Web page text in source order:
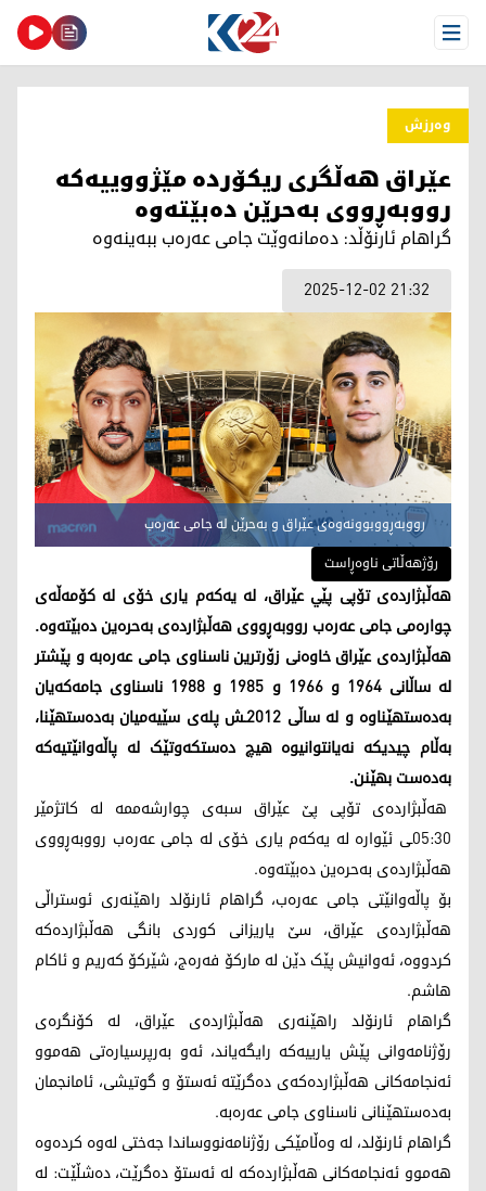
Open Menu
وەرزش
عێراق هەڵگری ریكۆردە مێژووییەكە
رووبەڕووی بەحرێن دەبێتەوە
گراهام ئارنۆڵد: دەمانەوێت جامی عەرەب ببەینەوە
2025-12-02 21:32
رووبەڕووبوونەوەی عێراق و بەحرێن لە جامی عەرەب
رۆژهەڵاتی ناوەڕاست
هەڵبژاردەی تۆپی پێي عێراق، لە یەکەم یاری خۆی لە کۆمەڵەی
چوارەمی جامی عەرەب رووبەڕووی هەڵبژاردەی بەحرەین دەبێتەوە.
هەڵبژاردەی عێراق خاوەنی زۆرترین ناسناوی جامی عەرەبە و پێشتر
لە ساڵانی 1964 و 1966 و 1985 و 1988 ناسناوی جامەکەیان
بەدەستهێناوە و لە ساڵی 2012ـش پلەی سێیەمیان بەدەستهێنا،
بەڵام چیدیکە نەیانتوانیوە هیچ دەستکەوتێک لە پاڵەوانێتیەکە
بەدەست بهێنن.
هەڵبژاردەی تۆپی پێ عێراق سبەی چوارشەممە لە كاتژمێر
05:30ـی ئێوارە لە یەکەم یاری خۆی لە جامی عەرەب رووبەڕووی
هەڵبژاردەی بەحرەین دەبێتەوە.
بۆ پاڵەوانێتی جامی عەرەب، گراهام ئارنۆلد راهێنەری ئوستراڵی
هەڵبژاردەی عێراق، سێ یاریزانی کوردی بانگی هەڵبژاردەکە
کردووە، ئەوانیش پێک دێن لە مارکۆ فەرەج، شێرکۆ کەریم و ئاکام
هاشم.
گراهام ئارنۆلد راهێنەری هەڵبژاردەی عێراق، لە کۆنگرەی
رۆژنامەوانی پێش یارییەکە رایگەیاند، ئەو بەرپرسیارەتی هەموو
ئەنجامەکانی هەڵبژاردەکەی دەگرێتە ئەستۆ و گوتیشی، ئامانجمان
بەدەستهێنانی ناسناوی جامی عەرەبە.
گراهام ئارنۆلد، لە وەڵامێكی رۆژنامەنووساندا جەختی لەوە كردەوە
هەموو ئەنجامەكانی هەڵبژاردەكە لە ئەستۆ دەگرێت، دەشڵێت: لە